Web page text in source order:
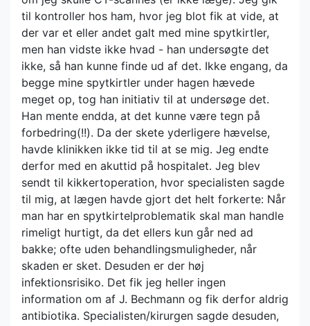
til kontroller hos ham, hvor jeg blot fik at vide, at
der var et eller andet galt med mine spytkirtler,
men han vidste ikke hvad - han undersøgte det
ikke, så han kunne finde ud af det. Ikke engang, da
begge mine spytkirtler under hagen hævede
meget op, tog han initiativ til at undersøge det.
Han mente endda, at det kunne være tegn på
forbedring(!!). Da der skete yderligere hævelse,
havde klinikken ikke tid til at se mig. Jeg endte
derfor med en akuttid på hospitalet. Jeg blev
sendt til kikkertoperation, hvor specialisten sagde
til mig, at lægen havde gjort det helt forkerte: Når
man har en spytkirtelproblematik skal man handle
rimeligt hurtigt, da det ellers kun går ned ad
bakke; ofte uden behandlingsmuligheder, når
skaden er sket. Desuden er der høj
infektionsrisiko. Det fik jeg heller ingen
information om af J. Bechmann og fik derfor aldrig
antibiotika. Specialisten/kirurgen sagde desuden,